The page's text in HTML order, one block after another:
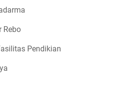
Rebo
Pendikian